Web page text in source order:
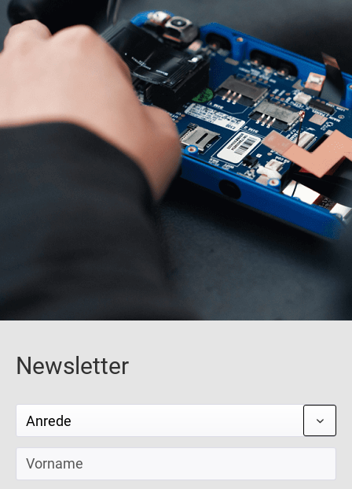
Newsletter